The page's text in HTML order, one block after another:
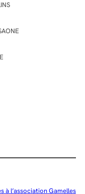
à l’association Gamelles